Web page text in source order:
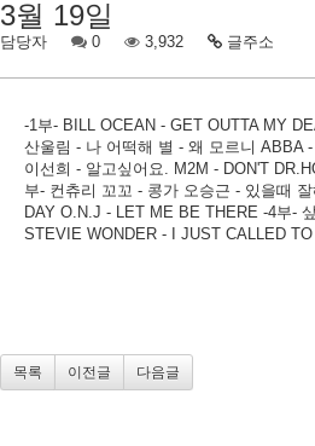
3월 19일
담당자 0 3,932 글주소
-1부- BILL OCEAN - GET OUTTA MY
산울림 - 나 어떡해 별 - 왜 모르니 ABBA
이선희 - 알고싶어요. M2M - DON'T
부- 컨츄리 꼬꼬 - 콩가 오승근 - 있을때
DAY O.N.J - LET ME BE THERE -4부-
STEVIE WONDER - I JUST CALLED
목록 이전글 다음글